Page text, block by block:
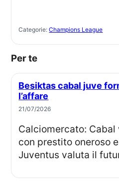
Categorie:Champions League
Per te
Besiktas cabal juve formula per chiudere
l’affare
21/07/2026
Calciomercato: Cabal verso il Besiktas
con prestito oneroso
Juventus valuta il